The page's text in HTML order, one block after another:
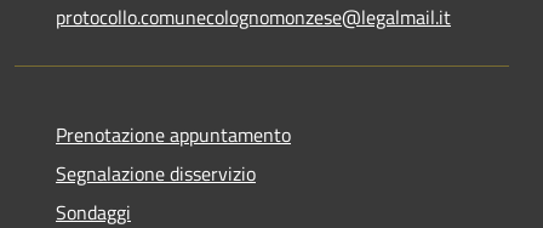
protocollo.comunecolognomonzese@legalmail.it
Prenotazione appuntamento
Segnalazione disservizio
Sondaggi